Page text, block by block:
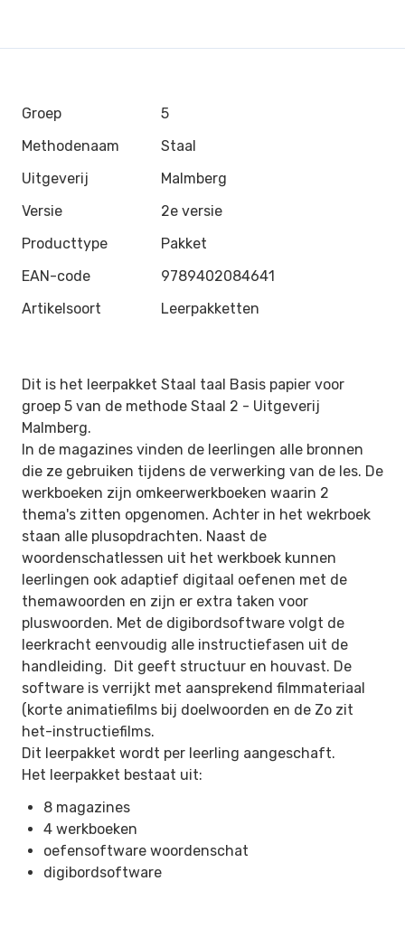
Groep
5
Methodenaam
Staal
Uitgeverij
Malmberg
Versie
2e versie
Producttype
Pakket
EAN-code
9789402084641
Artikelsoort
Leerpakketten
Dit is het leerpakket Staal taal Basis papier voor
groep 5 van de methode Staal 2 - Uitgeverij
Malmberg.
In de magazines vinden de leerlingen alle bronnen
die ze gebruiken tijdens de verwerking van de les. De
werkboeken zijn omkeerwerkboeken waarin 2
thema's zitten opgenomen. Achter in het wekrboek
staan alle plusopdrachten. Naast de
woordenschatlessen uit het werkboek kunnen
leerlingen ook adaptief digitaal oefenen met de
themawoorden en zijn er extra taken voor
pluswoorden. Met de digibordsoftware volgt de
leerkracht eenvoudig alle instructiefasen uit de
handleiding. Dit geeft structuur en houvast. De
software is verrijkt met aansprekend filmmateriaal
(korte animatiefilms bij doelwoorden en de Zo zit
het-instructiefilms.
Dit leerpakket wordt per leerling aangeschaft.
Het leerpakket bestaat uit:
8 magazines
4 werkboeken
oefensoftware woordenschat
digibordsoftware